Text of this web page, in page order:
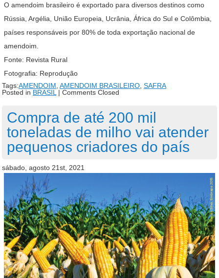
O amendoim brasileiro é exportado para diversos destinos como
Rússia, Argélia, União Europeia, Ucrânia, África do Sul e Colômbia,
países responsáveis por 80% de toda exportação nacional de
amendoim.
Fonte: Revista Rural
Fotografia: Reprodução
Tags:AMENDOIM AMENDOIM BRASILEIRO SAFRA
Posted in BRASIL | Comments Closed
Compra de até 200 mil
toneladas de milho vai atender
pequenos criadores do país
sábado, agosto 21st, 2021